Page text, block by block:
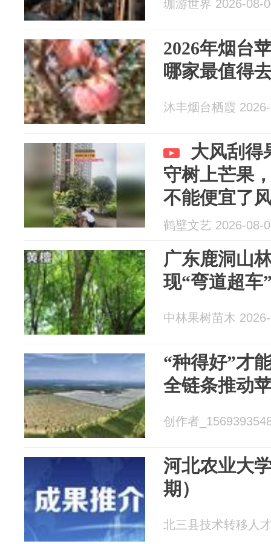
珈游世界 2026-08-
2026年烟台
哪家最值得
沐丰烟台栖霞
大风刮得
守树上芒果
不能便宜了
鹤壁文艺 2026-08-
广东鹿洞山
现“弯道超车
中林果树苗木
“种得好”才
全链条推动
创作者
河北农业大
期）
北三县技术转移人